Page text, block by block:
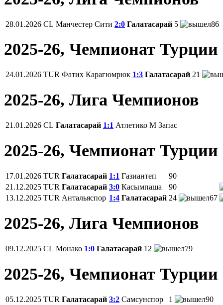
28.01.2026 CL Манчестер Сити 2:0 Галатасарай 5 86
2025-26, Чемпионат Турции
24.01.2026 TUR Фатих Карагюмрюк 1:3 Галатасарай 21
2025-26, Лига Чемпионов
21.01.2026 CL Галатасарай 1:1 Атлетико М Запас
2025-26, Чемпионат Турции
17.01.2026 TUR Галатасарай 1:1 Газиантеп
90
21.12.2025 TUR Галатасарай 3:0 Касымпаша
90
13.12.2025 TUR Антальяспор 1:4 Галатасарай 24 67
2025-26, Лига Чемпионов
09.12.2025 CL Монако 1:0 Галатасарай 12 79
2025-26, Чемпионат Турции
05.12.2025 TUR Галатасарай 3:2 Самсунспор 1
90